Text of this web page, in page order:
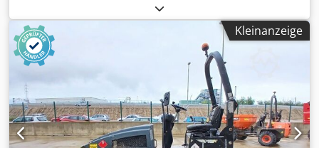
, Baujahr:
2’950 h, BOMAG BW120AD-4 BJ. 2007 lt. Zähler 2.950
Stunden 25,2 KW Kubota 2.800 KG Verkaufspreis: 9.900,--
netto BOMAG BW100AD-4 BJ. 2005 lt. Zähler 6.594 Stunden
25,2 KW Kubota 2.600 KG Verkaufspreis: 8.800,-- netto
Dkodpfx Adjzc Iyvs Ior Hamm HD 10 Bj. 2006 lt. Zähler
4.356 Stunden 20,1 KW Deutz 2.450 KG Verkaufspreis:
8.800,-- netto Hamm HD 10 Bj. 2006 lt. Zähler 7.771
Stunden 20,1 KW Deutz 2.450 KG Verkaufspreis: 8.800,--
netto Auch günstige Zustellung möglich!
Kleinanzeige